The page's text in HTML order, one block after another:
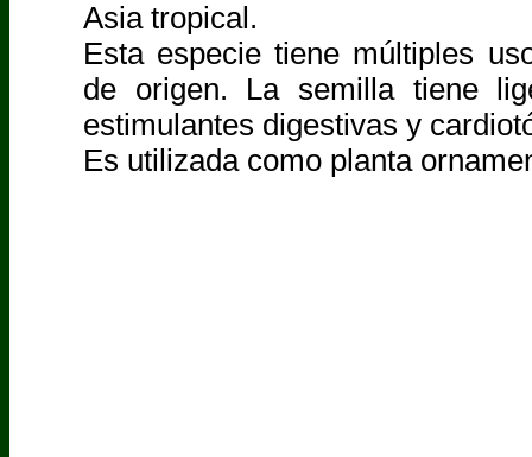
Asia tropical.
Esta especie tiene múltiples
de origen. La semilla tiene
estimulantes digestivas y
Es utilizada como planta